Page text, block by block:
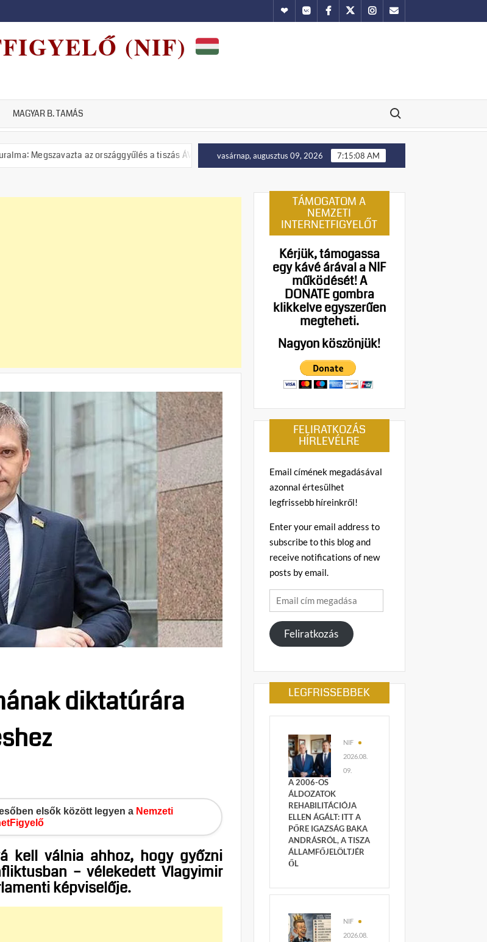
HundubVkontakte
Facebook
TwitterInstagram
Email
(NIF)
MAGYAR B. TAMÁS
Search for:
az országgyűlés a tiszás ÁVH felállítását! Putyin: Ukrajna nyugati területei előbb-utóbb visszakerülnek
vasárnap, augusztus 09, 2026 7:15:09 AM
diktatúrára
elsők között legyen a Nemzeti
kell válnia ahhoz, hogy győzni
– vélekedett Vlagyimir
képviselője.
TÁMOGATOM A
NEMZETI
INTERNETFIGYELŐT
Kérjük, támogassa
egy kávé árával a NIF
működését!A
DONATE gombra
klikkelve egyszerűen
megteheti.
Nagyon köszönjük!
FELIRATKOZÁS
HÍRLEVÉLRE
Email címének megadásával
azonnal értesülhet
legfrissebb híreinkről!
Enter your email address to
subscribe to this blog and
receive notifications of new
posts by email.
Email
cím
megadása
Feliratkozás
LEGFRISSEBBEK
NIF
2026.08.
09.
A 2006-OS
ÁLDOZATOK
REHABILITÁCIÓJA
ELLEN ÁGÁLT: ITT A
PŐRE IGAZSÁG BAKA
ANDRÁSRÓL, A TISZA
ÁLLAMFŐJELÖLTJÉR
ŐL
NIF
2026.08.